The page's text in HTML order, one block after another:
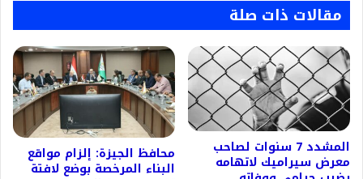
مقالات ذات صلة
المشدد 7 سنوات لصاحب
معرض سيراميك لاتهامه محافظ الجيزة: إلزام مواقع
البناء المرخصة بوضع لافتة